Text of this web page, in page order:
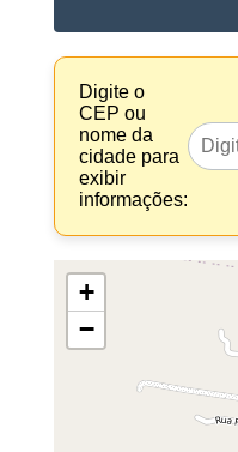
Digite o
CEP ou
nome da
cidade para
exibir
informações:
+
−